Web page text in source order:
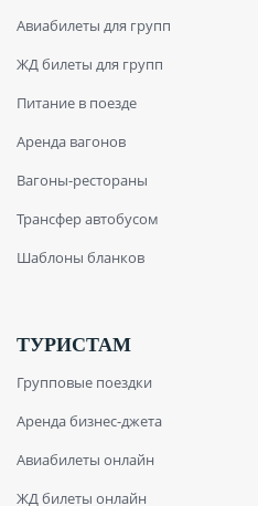
Авиабилеты для групп
ЖД билеты для групп
Питание в поезде
Аренда вагонов
Вагоны-рестораны
Трансфер автобусом
Шаблоны бланков
ТУРИСТАМ
Групповые поездки
Аренда бизнес-джета
Авиабилеты онлайн
ЖД билеты онлайн